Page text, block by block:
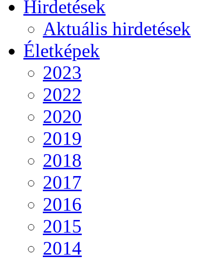
Hirdetések
Aktuális hirdetések
Életképek
2023
2022
2020
2019
2018
2017
2016
2015
2014